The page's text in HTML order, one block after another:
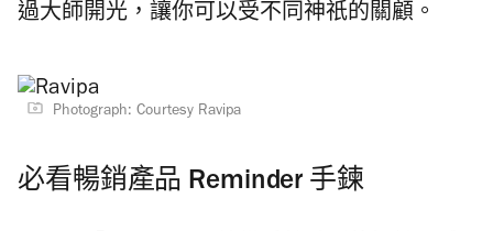
過大師開光，讓你可以受不同神祇的關顧。
Photograph: Courtesy Ravipa
必看暢銷產品 Reminder 手鍊